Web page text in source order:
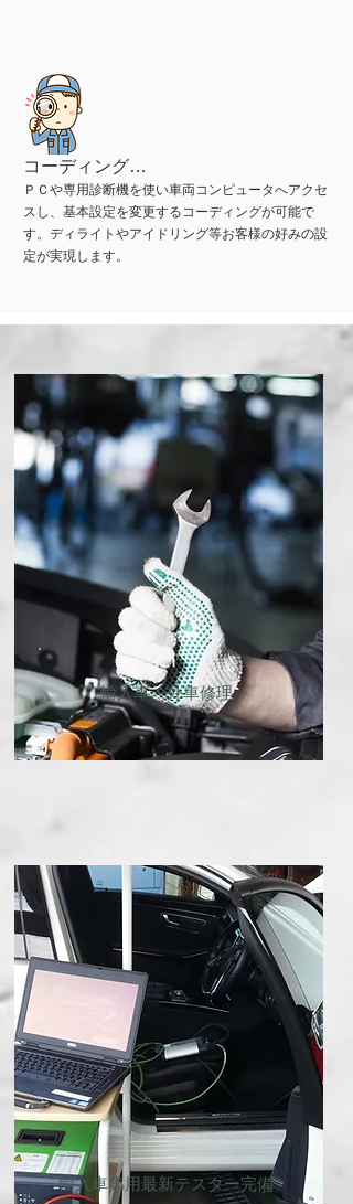
コーディング…
ＰＣや専用診断機を使い車両コンピュータへアクセ
スし、基本設定を変更するコーディングが可能で
す。ディライトやアイドリング等お客様の好みの設
定が実現します。
輸入車・外車修理​
​輸入車専用最新テスター完備